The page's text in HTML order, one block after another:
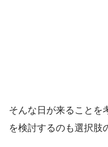
そんな日が来ることを
を検討するのも選択肢